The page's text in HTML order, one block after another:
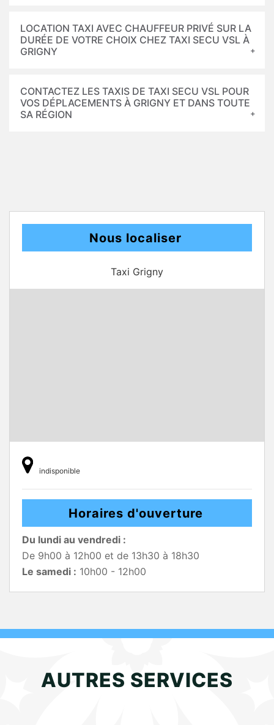
LOCATION TAXI AVEC CHAUFFEUR PRIVÉ SUR LA
DURÉE DE VOTRE CHOIX CHEZ TAXI SECU VSL À
GRIGNY
CONTACTEZ LES TAXIS DE TAXI SECU VSL POUR
VOS DÉPLACEMENTS À GRIGNY ET DANS TOUTE
SA RÉGION
Nous localiser
Taxi Grigny
indisponible
Horaires d'ouverture
Du lundi au vendredi :
De 9h00 à 12h00 et de 13h30 à 18h30
Le samedi : 10h00 - 12h00
AUTRES SERVICES